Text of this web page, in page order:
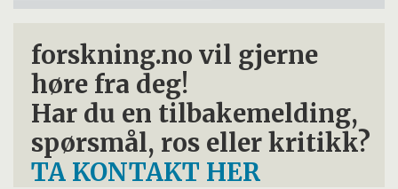
forskning.no vil gjerne
høre fra deg!
Har du en tilbakemelding,
spørsmål, ros eller kritikk?
TA KONTAKT HER